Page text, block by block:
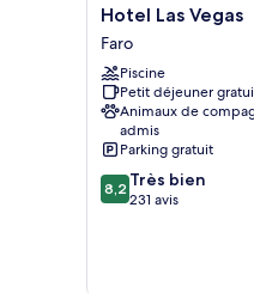
Hotel
Las
Vegas
Faro
Hotel Las Vegas
Faro
Piscine
Petit déjeuner
Animaux de
admis
Parking gratuit
8.2
sur
8,2 Très bien
231 avis